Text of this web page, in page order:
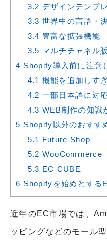
3.2 デザインテンプ
3.3 世界中の言語・
3.4 豊富な拡張機能
3.5 マルチチャネル
4 Shopify導入前に注意
4.1 機能を追加しす
4.2 一部日本語に対
4.3 WEB制作の知識
5 Shopify以外のおすす
5.1 Future Shop
5.2 WooCommerce
5.3 EC CUBE
6 Shopifyを始めとする
近年のEC市場では、
ッピングなどのモール